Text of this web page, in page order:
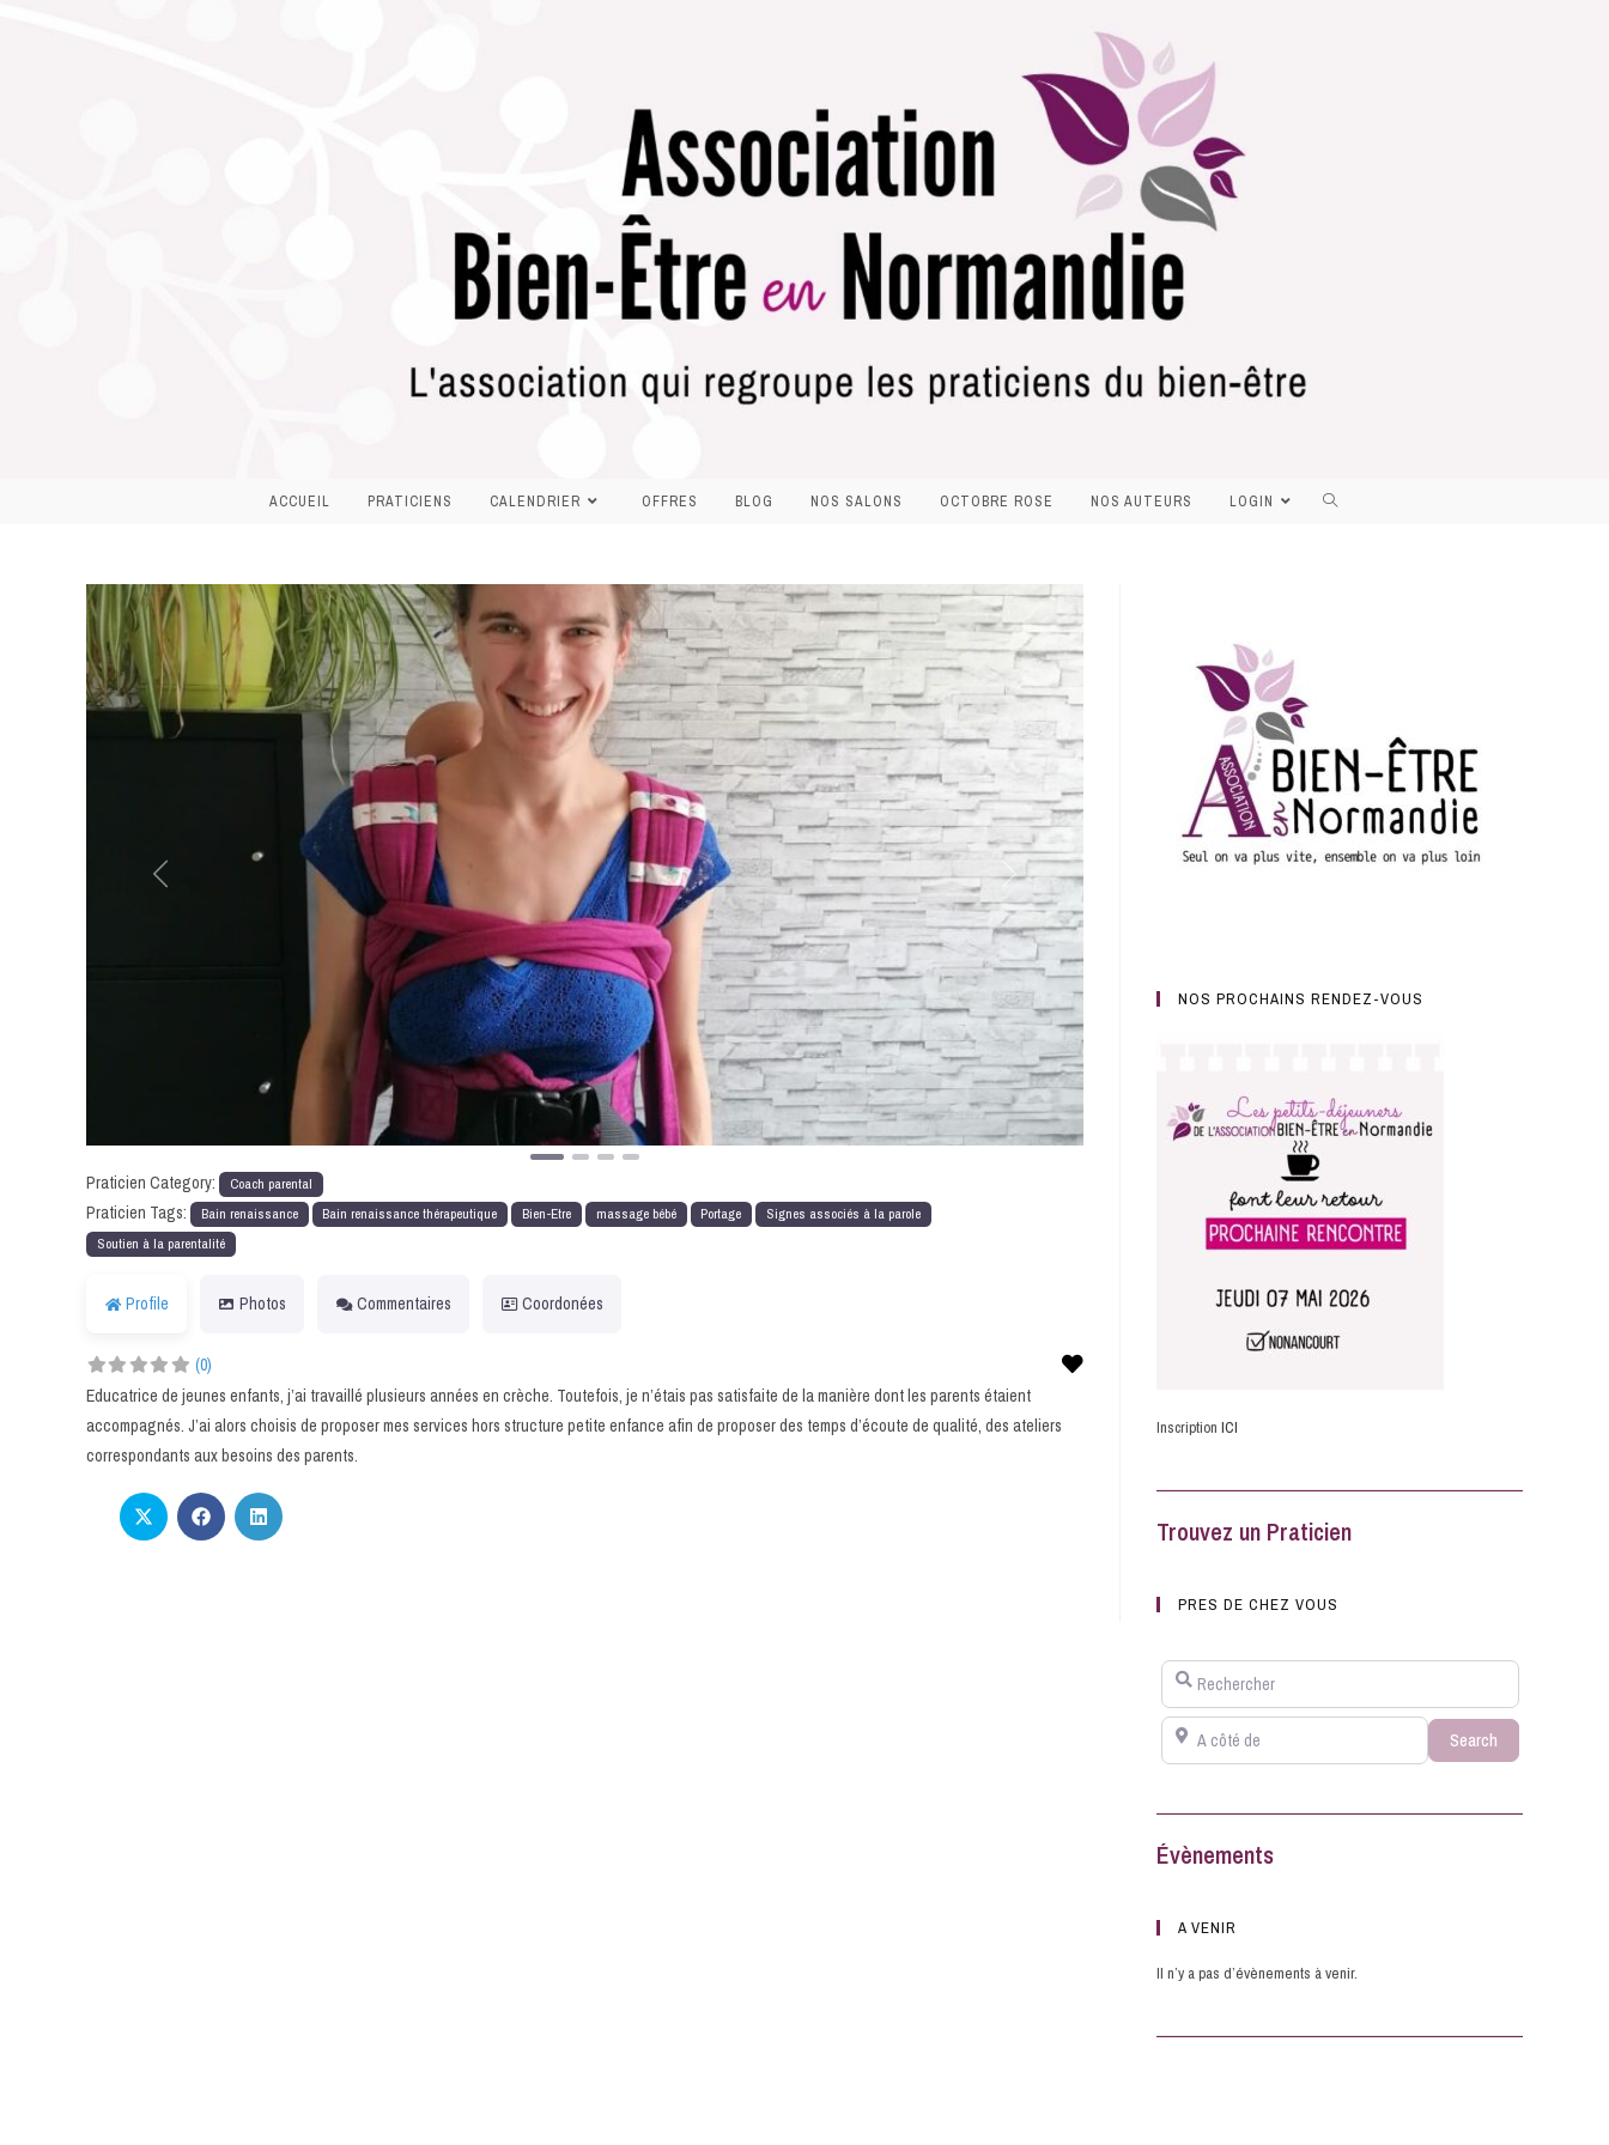
ACCUEIL PRATICIENS CALENDRIER OFFRES BLOG NOS SALONS OCTOBRE ROSE NOS AUTEURS LOGIN
Précédent Suivant
Praticien Category: Coach parental
Praticien Tags: Bain renaissance Bain renaissance thérapeutique Bien-Etre massage bébé Portage
Signes associés à la parole
Soutien à la parentalité
Profile Photos Commentaires Coordonées
(0) Favorite
Educatrice de jeunes enfants, j’ai travaillé plusieurs années en crèche. Toutefois, je n’étais pas satisfaite de la manière dont les parents étaient
accompagnés. J’ai alors choisis de proposer mes services hors structure petite enfance afin de proposer des temps d’écoute de qualité, des ateliers
correspondants aux besoins des parents.
NOS PROCHAINS RENDEZ-VOUS
Inscription ICI
Trouvez un Praticien
PRES DE CHEZ VOUS
Rechercher
A côté de SearchSearch
Évènements
A VENIR
Il n’y a pas d’évènements à venir.